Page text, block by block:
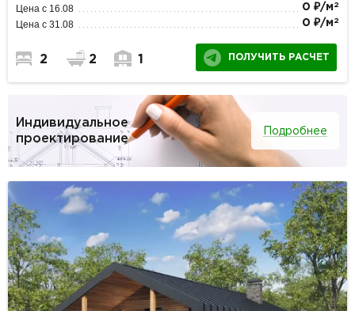
Цена с 16.08 0 ₽/м 2
Цена с 31.08 0 ₽/м 2
2 2 1 ПОЛУЧИТЬ РАСЧЕТ
Индивидуальное
проектирование
Подробнее